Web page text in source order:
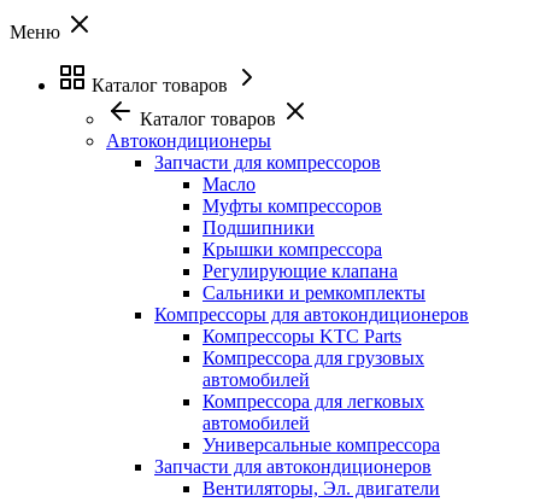
Меню
Каталог товаров
Каталог товаров
Автокондиционеры
Запчасти для компрессоров
Масло
Муфты компрессоров
Подшипники
Крышки компрессора
Регулирующие клапана
Сальники и ремкомплекты
Компрессоры для автокондиционеров
Компрессоры KTC Parts
Компрессора для грузовых
автомобилей
Компрессора для легковых
автомобилей
Универсальные компрессора
Запчасти для автокондиционеров
Вентиляторы, Эл. двигатели